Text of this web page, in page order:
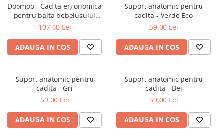
Porti si tarcuri de siguranta
Protectii copii pentru carucior
Protectii copii pentru casa
Protectii copii pentru masina
Sisteme de monitorizare
Jocuri de strategie
Jocuri magnetice
Jocuri matematice
Jucarii
Corturi
Jucarii de plus
Jucarii interactive
Jucarii muzicale
Jucarii pentru caini
Doomoo - Cadita ergonomica
pentru baita bebelusului
Shantala Mint
107,00 Lei
ADAUGA IN COS
Suport anatomic pentru
cadita - Verde Eco
59,00 Lei
ADAUGA IN COS
Suport anatomic pentru
cadita - Gri
59,00 Lei
ADAUGA IN COS
Suport anatomic pentru
cadita - Bej
59,00 Lei
ADAUGA IN COS